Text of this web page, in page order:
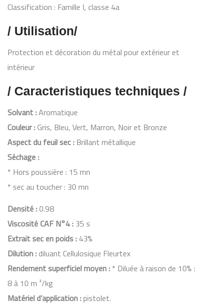
Classification : Famille I, classe 4a
/ Utilisation/
Protection et décoration du métal pour extérieur et
intérieur
/ Caracteristiques techniques /
Solvant :Aromatique
Couleur :Gris, Bleu, Vert, Marron, Noir et Bronze
Aspect du feuil sec : Brillant métallique
Séchage :
* Hors poussière : 15 mn
* sec au toucher : 30 mn
Densité :0.98
Viscosité CAF N°4 : 35 s
Extrait sec en poids : 43%
Dilution :diluant Cellulosique Fleurtex
Rendement superficiel moyen : * Diluée à raison de 10% :
8 à 10 m ²/kg
Matériel d’application :pistolet.